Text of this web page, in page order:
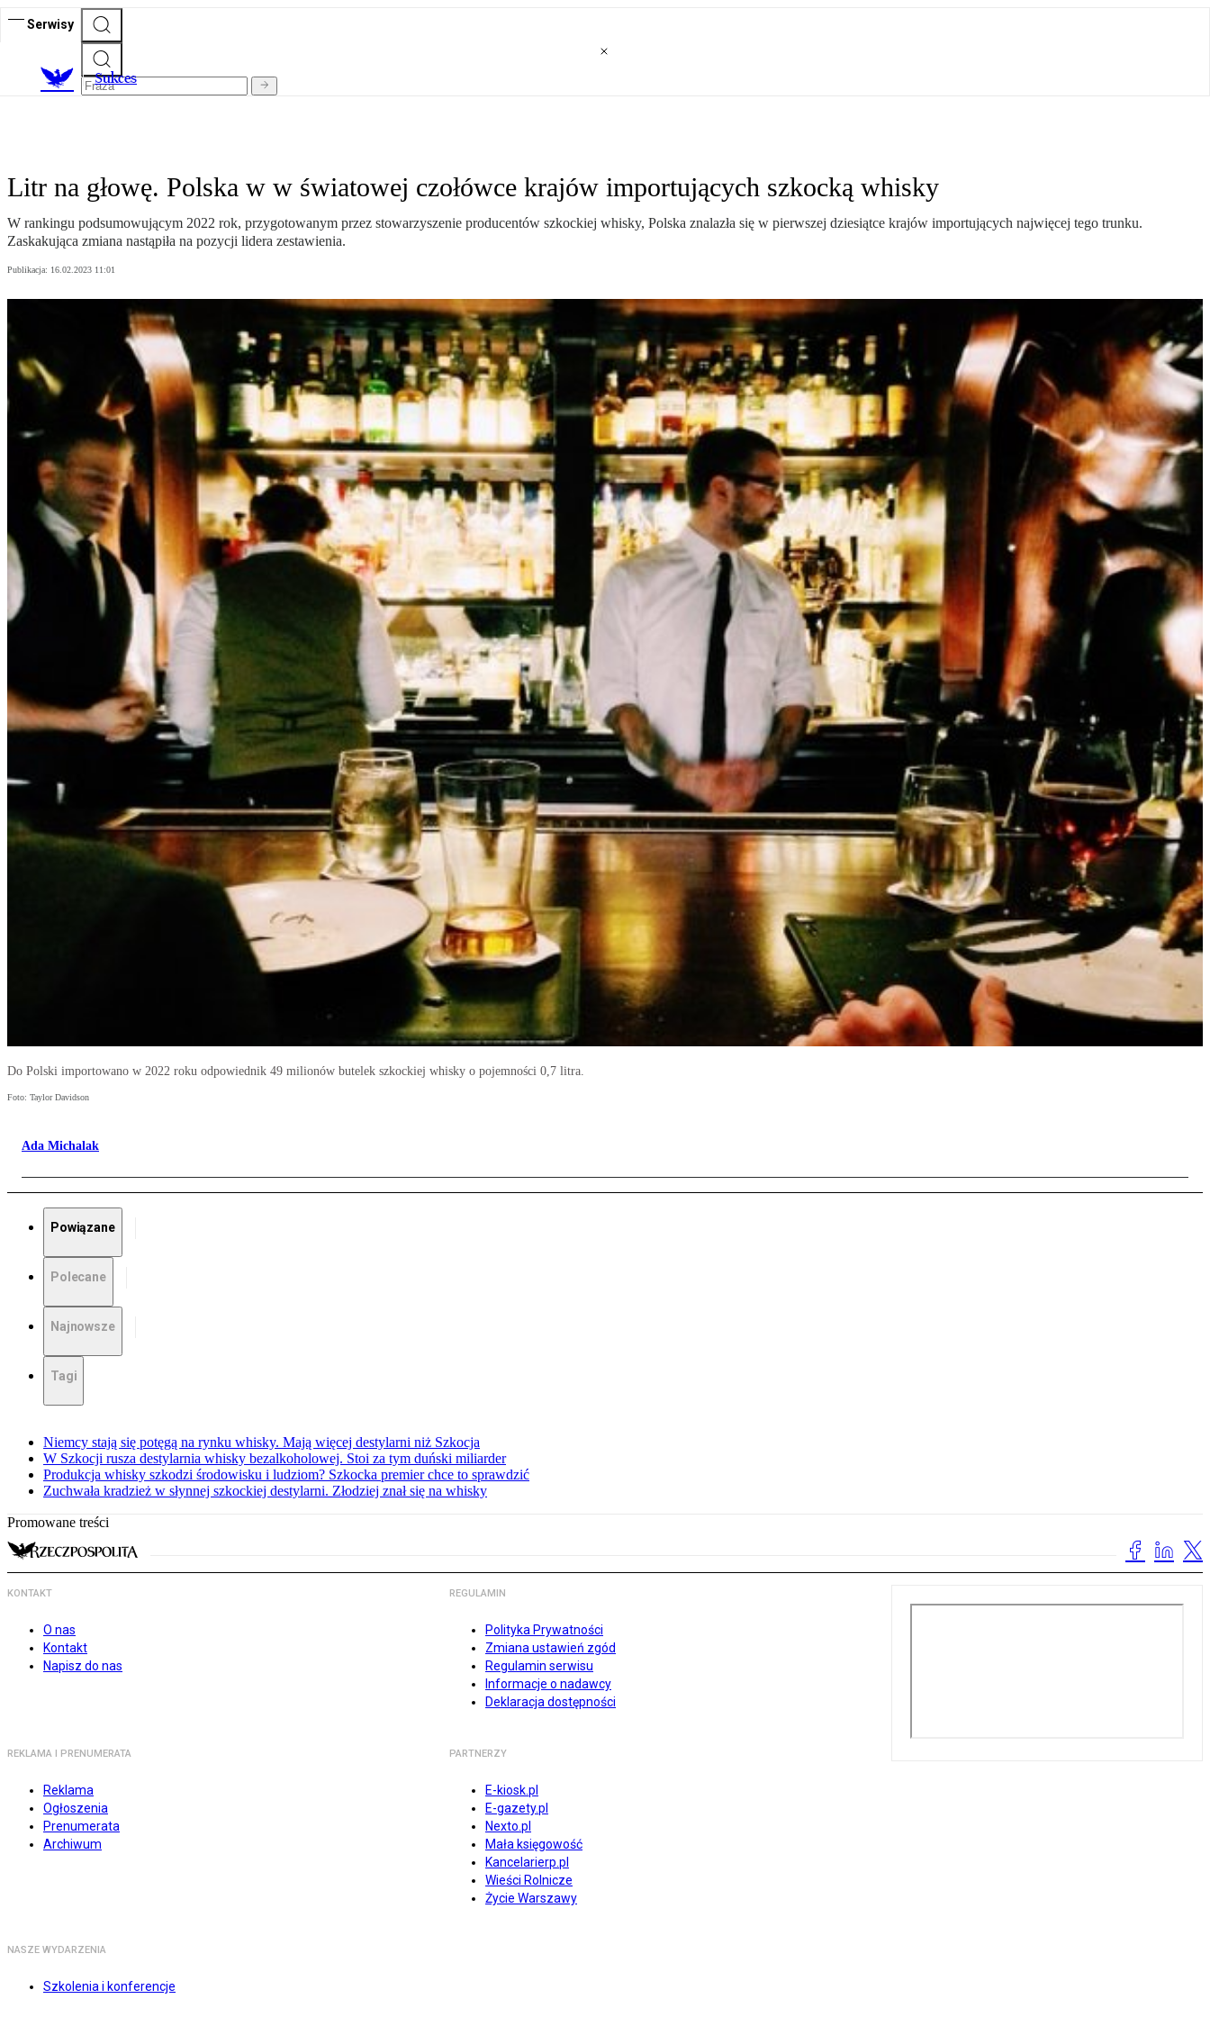
Serwisy
Sukces
Litr na głowę. Polska w w światowej czołówce krajów importujących szkocką whisky
W rankingu podsumowującym 2022 rok, przygotowanym przez stowarzyszenie producentów szkockiej whisky, Polska znalazła się w pierwszej dziesiątce krajów importujących najwięcej tego trunku.
Zaskakująca zmiana nastąpiła na pozycji lidera zestawienia.
Publikacja: 16.02.2023 11:01
Do Polski importowano w 2022 roku odpowiednik 49 milionów butelek szkockiej whisky o pojemności 0,7 litra.
Foto: Taylor Davidson
Ada Michalak
Powiązane
Polecane
Najnowsze
Tagi
Niemcy stają się potęgą na rynku whisky. Mają więcej destylarni niż Szkocja
W Szkocji rusza destylarnia whisky bezalkoholowej. Stoi za tym duński miliarder
Produkcja whisky szkodzi środowisku i ludziom? Szkocka premier chce to sprawdzić
Zuchwała kradzież w słynnej szkockiej destylarni. Złodziej znał się na whisky
Promowane treści
KONTAKT
O nas
Kontakt
Napisz do nas
REGULAMIN
Polityka Prywatności
Zmiana ustawień zgód
Regulamin serwisu
Informacje o nadawcy
Deklaracja dostępności
REKLAMA I PRENUMERATA
Reklama
Ogłoszenia
Prenumerata
Archiwum
PARTNERZY
E-kiosk.pl
E-gazety.pl
Nexto.pl
Mała księgowość
Kancelarierp.pl
Wieści Rolnicze
Życie Warszawy
NASZE WYDARZENIA
Szkolenia i konferencje